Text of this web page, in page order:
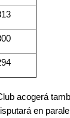
acogerá
en